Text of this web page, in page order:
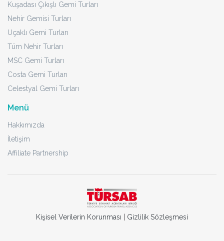
Kuşadası Çıkışlı Gemi Turları
Nehir Gemisi Turları
Uçaklı Gemi Turları
Tüm Nehir Turları
MSC Gemi Turları
Costa Gemi Turları
Celestyal Gemi Turları
Menü
Hakkımızda
İletişim
Affiliate Partnership
Kişisel Verilerin Korunması Gizlilik Sözleşmesi